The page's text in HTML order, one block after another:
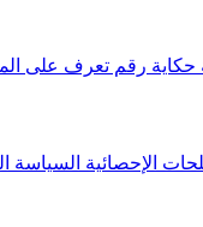
حكاية رقم تعرف على
الإحصائية السياسة